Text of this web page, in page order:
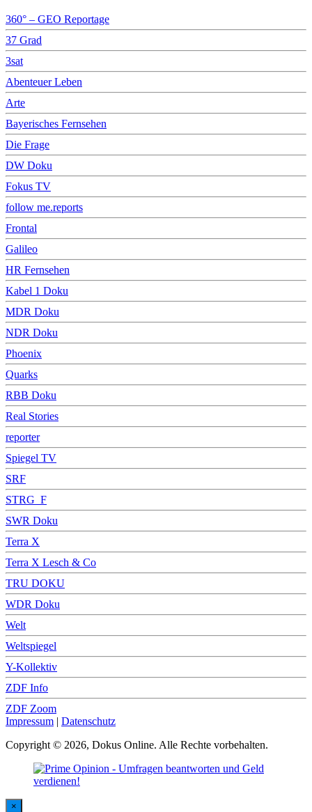
360° – GEO Reportage
37 Grad
3sat
Abenteuer Leben
Arte
Bayerisches Fernsehen
Die Frage
DW Doku
Fokus TV
follow me.reports
Frontal
Galileo
HR Fernsehen
Kabel 1 Doku
MDR Doku
NDR Doku
Phoenix
Quarks
RBB Doku
Real Stories
reporter
Spiegel TV
SRF
STRG_F
SWR Doku
Terra X
Terra X Lesch & Co
TRU DOKU
WDR Doku
Welt
Weltspiegel
Y-Kollektiv
ZDF Info
ZDF Zoom
Impressum | Datenschutz
Copyright © 2026, Dokus Online. Alle Rechte vorbehalten.
×